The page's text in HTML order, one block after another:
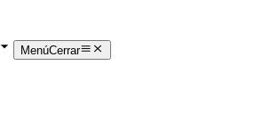
MenúCerrar